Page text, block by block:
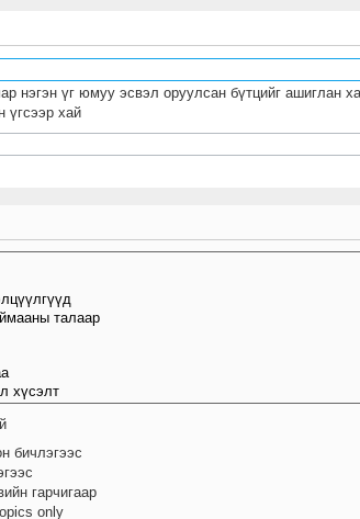
нэгэн үг юмуу эсвэл оруулсан бүтцийг ашиглан
үгсээр хай
бичлэгээс
гарчигаар
only